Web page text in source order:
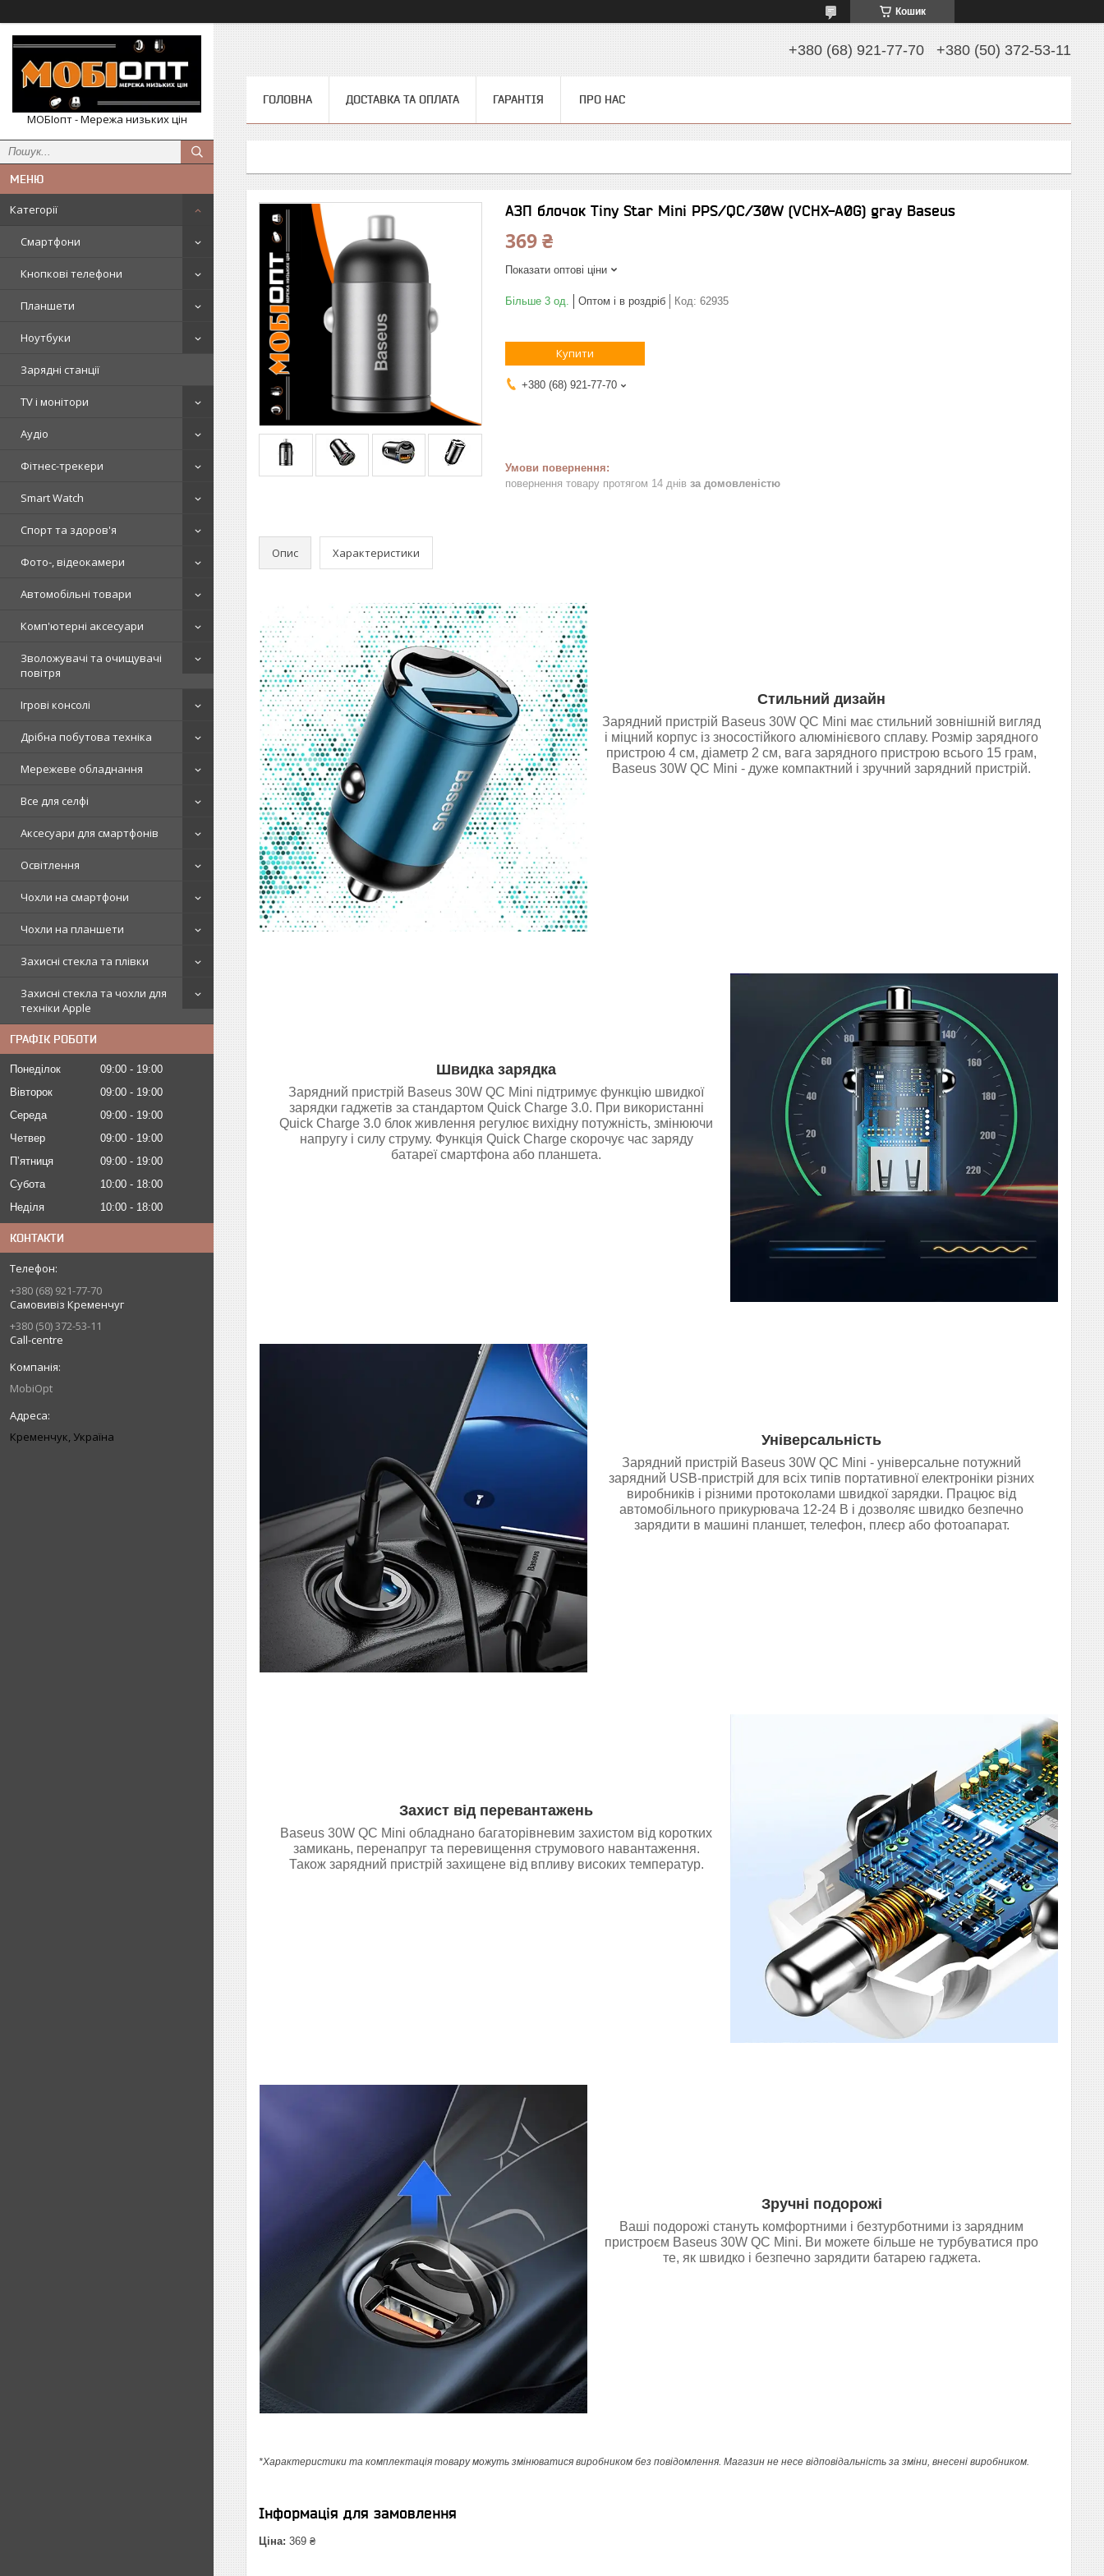
Кошик
МОБІопт - Мережа низьких цін
Категорії
Смартфони
Кнопкові телефони
Планшети
Ноутбуки
Зарядні станції
TV і монітори
Аудіо
Фітнес-трекери
Smart Watch
Спорт та здоров'я
Фото-, відеокамери
Автомобільні товари
Комп'ютерні аксесуари
Зволожувачі та очищувачі
повітря
Ігрові консолі
Дрібна побутова техніка
Мережеве обладнання
Все для селфі
Аксесуари для смартфонів
Освітлення
Чохли на смартфони
Чохли на планшети
Захисні стекла та плівки
Захисні стекла та чохли для
техніки Apple
ГРАФІК РОБОТИ
Понеділок 09:00
19:00
Вівторок
09:00
19:00
Середа
09:00
19:00
Четвер
09:00
19:00
Пʼятниця
09:00
19:00
Субота
10:00
18:00
Неділя
10:00 18:00
КОНТАКТИ
+380 (68) 921-77-70
Самовивіз Кременчуг
+380 (50) 372-53-11
Call-centre
MobiOpt
Кременчук, Україна
+380 (68) 921-77-70 +380 (50) 372-53-11
ГОЛОВНА ДОСТАВКА ТА ОПЛАТА ГАРАНТІЯ ПРО НАС
АЗП блочок Tiny Star Mini PPS/QC/30W (VCHX-A0G) gray Baseus
369 ₴
Показати оптові ціни
Більше 3 од. Оптом і в роздріб Код: 62935
Купити
+380 (68) 921-77-70
повернення товару протягом 14 днів за домовленістю
Опис Характеристики
Стильний дизайн
Зарядний пристрій Baseus 30W QC Mini має стильний зовнішній вигляд
і міцний корпус із зносостійкого алюмінієвого сплаву. Розмір зарядного
пристрою 4 см, діаметр 2 см, вага зарядного пристрою всього 15 грам,
Baseus 30W QC Mini - дуже компактний і зручний зарядний пристрій.
Швидка зарядка
Зарядний пристрій Baseus 30W QC Mini підтримує функцію швидкої
зарядки гаджетів за стандартом Quick Charge 3.0. При використанні
Quick Charge 3.0 блок живлення регулює вихідну потужність, змінюючи
напругу і силу струму. Функція Quick Charge скорочує час заряду
батареї смартфона або планшета.
Універсальність
Зарядний пристрій Baseus 30W QC Mini - універсальне потужний
зарядний USB-пристрій для всіх типів портативної електроніки різних
виробників і різними протоколами швидкої зарядки. Працює від
автомобільного прикурювача 12-24 В і дозволяє швидко безпечно
зарядити в машині планшет, телефон, плеєр або фотоапарат.
Захист від перевантажень
Baseus 30W QC Mini обладнано багаторівневим захистом від коротких
замикань, перенапруг та перевищення струмового навантаження.
Також зарядний пристрій захищене від впливу високих температур.
Зручні подорожі
Ваші подорожі стануть комфортними і безтурботними із зарядним
пристроєм Baseus 30W QC Mini. Ви можете більше не турбуватися про
те, як швидко і безпечно зарядити батарею гаджета.
*Характеристики та комплектація товару можуть змінюватися виробником без повідомлення. Магазин не несе відповідальність за зміни, внесені виробником.
Інформація для замовлення
Ціна: 369 ₴